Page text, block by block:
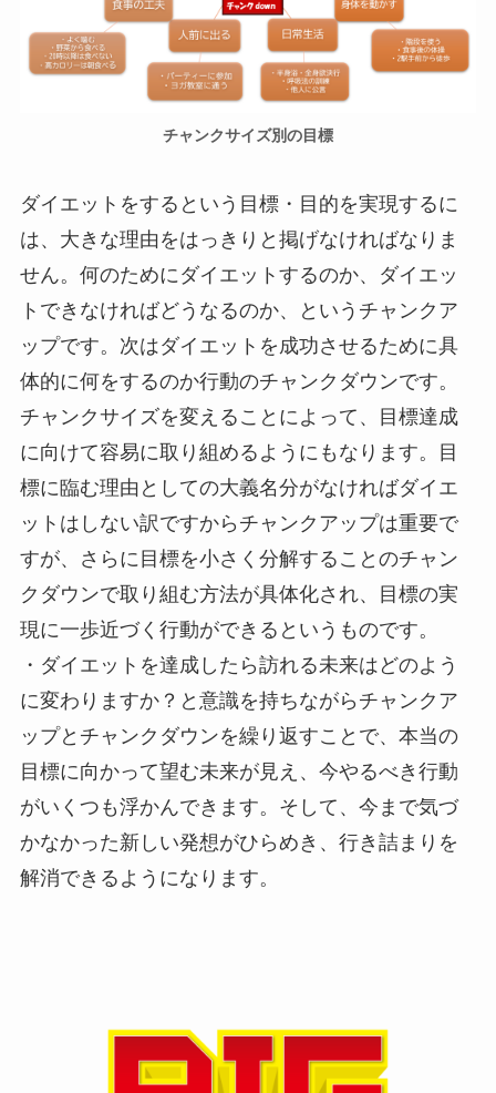
チャンクサイズ別の目標
ダイエットをするという目標・目的を実現するに
は、大きな理由をはっきりと掲げなければなりま
せん。何のためにダイエットするのか、ダイエッ
トできなければどうなるのか、というチャンクア
ップです。次はダイエットを成功させるために具
体的に何をするのか行動のチャンクダウンです。
チャンクサイズを変えることによって、目標達成
に向けて容易に取り組めるようにもなります。目
標に臨む理由としての大義名分がなければダイエ
ットはしない訳ですからチャンクアップは重要で
すが、さらに目標を小さく分解することのチャン
クダウンで取り組む方法が具体化され、目標の実
現に一歩近づく行動ができるというものです。
・ダイエットを達成したら訪れる未来はどのよう
に変わりますか？と意識を持ちながらチャンクア
ップとチャンクダウンを繰り返すことで、本当の
目標に向かって望む未来が見え、今やるべき行動
がいくつも浮かんできます。そして、今まで気づ
かなかった新しい発想がひらめき、行き詰まりを
解消できるようになります。